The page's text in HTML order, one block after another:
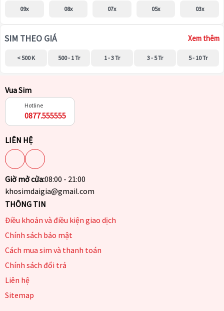
09x 08x 07x 05x 03x
SIM THEO GIÁ Xem thêm
< 500 K 500 - 1 Tr 1 - 3 Tr 3 - 5 Tr 5 - 10 Tr
Vua Sim
Hotline
0877.555555
LIÊN HỆ
Giờ mở cửa:08:00 - 21:00
khosimdaigia@gmail.com
THÔNG TIN
Điều khoản và điều kiện giao dịch
Chính sách bảo mật
Cách mua sim và thanh toán
Chính sách đổi trả
Liên hệ
Sitemap